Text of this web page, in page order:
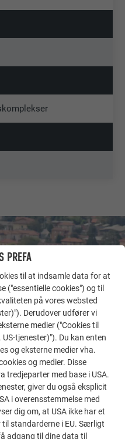
zien hoe veelzijdig
Ontdek meer
PREFA
til at indsamle data for at
("essentielle cookies") og til
på vores websted
Derudover udfører vi
medier ("Cookies til
tjenester)"). Du kan enten
og eksterne medier vha.
og medier. Disse
tredjeparter med base i USA.
giver du også eksplicit
i overensstemmelse med
dig om, at USA ikke har et
standarderne i EU. Særligt
adgang til dine data til